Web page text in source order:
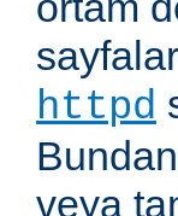
httpd
veya